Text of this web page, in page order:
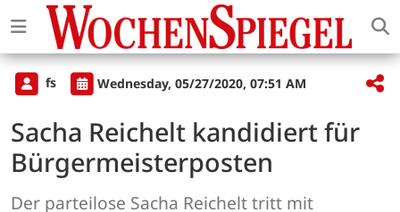
fs Wednesday, 05/27/2020, 07:51 AM
Sacha Reichelt kandidiert für
Bürgermeisterposten
Der parteilose Sacha Reichelt tritt mit